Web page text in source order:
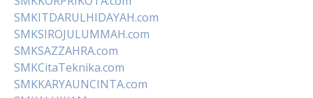
SMKITDARULHIDAYAH.com
SMKSIROJULUMMAH.com
SMKSAZZAHRA.com
SMKCitaTeknika.com
SMKKARYAUNCINTA.com